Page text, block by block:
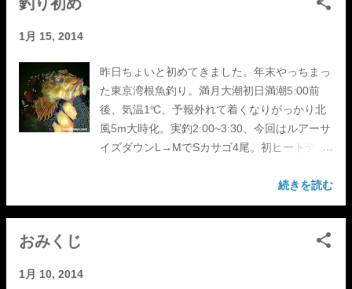
1月 15, 2014
昨日ちょいと初めてきました。年末やっちまっ
た東京湾根魚釣り。満月大潮初日満潮5:00前
後、気温1℃、予報外れて着くなりがっかり北
風5m大時化。実釣2:00~3:30、今回はルアーサ
イズダウンL→MでSカサゴ4尾。初ヒートテッ
全身brrrrで即納竿。極寒でしたホッ。続きを読む
おみくじ
1月 10, 2014